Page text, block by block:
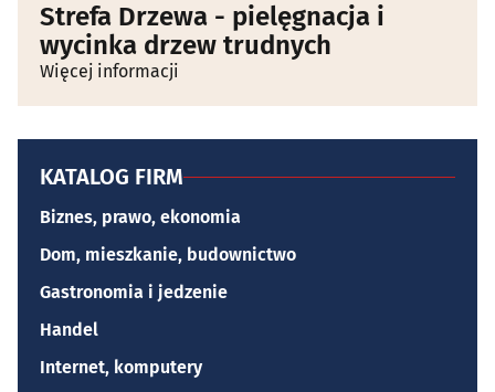
Strefa Drzewa - pielęgnacja i
wycinka drzew trudnych
Więcej informacji
KATALOG FIRM
Biznes, prawo, ekonomia
Dom, mieszkanie, budownictwo
Gastronomia i jedzenie
Handel
Internet, komputery